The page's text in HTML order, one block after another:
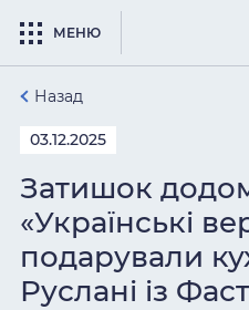
МЕНЮ
Назад
03.12.2025
Затишок
«Українські
подарували
Руслані із